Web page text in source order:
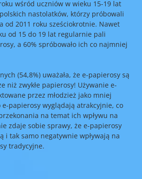
wśród uczniów w wieku 15-19 lat
nastolatków, którzy próbowali
od 2011 roku sześciokrotnie. Nawet
od 15 do 19 lat regularnie pali
a 60% spróbowało ich co najmniej
(54,8%) uważała, że e-papierosy są
niż zwykłe papierosy! Używanie e-
przez młodzież jako mniej
e-papierosy wyglądają atrakcyjnie, co
na temat ich wpływu na
zdaje sobie sprawy, że e-papierosy
i tak samo negatywnie wpływają na
tradycyjne.